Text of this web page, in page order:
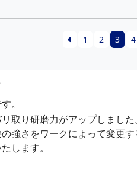
1 2 3 4
。
取り研磨力がアップしました。
強さをワークによって変更
します。